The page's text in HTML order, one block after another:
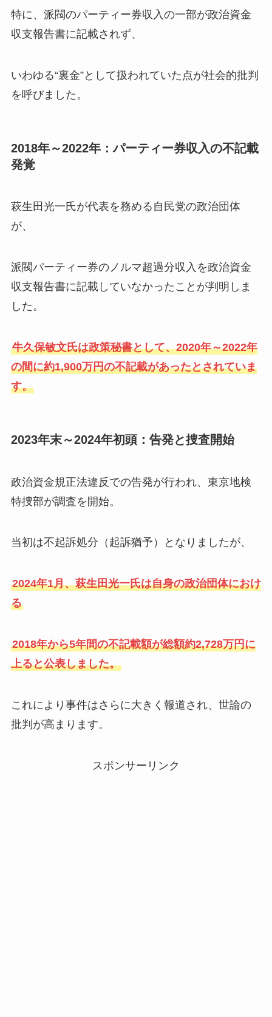
特に、派閥のパーティー券収入の一部が政治資金
収支報告書に記載されず、
いわゆる“裏金”として扱われていた点が社会的批判
を呼びました。
2018年～2022年：パーティー券収入の不記載
発覚
萩生田光一氏が代表を務める自民党の政治団体
が、
派閥パーティー券のノルマ超過分収入を政治資金
収支報告書に記載していなかったことが判明しま
した。
牛久保敏文氏は政策秘書として、2020年～2022年
の間に約1,900万円の不記載があったとされていま
す。
2023年末～2024年初頭：告発と捜査開始
政治資金規正法違反での告発が行われ、東京地検
特捜部が調査を開始。
当初は不起訴処分（起訴猶予）となりましたが、
2024年1月、萩生田光一氏は自身の政治団体におけ
る
2018年から5年間の不記載額が総額約2,728万円に
上ると公表しました。
これにより事件はさらに大きく報道され、世論の
批判が高まります。
スポンサーリンク